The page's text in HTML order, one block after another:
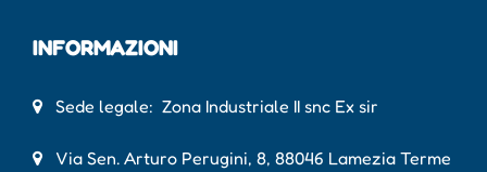
INFORMAZIONI
Sede legale: Zona Industriale II snc Ex sir
Via Sen. Arturo Perugini, 8, 88046 Lamezia Terme